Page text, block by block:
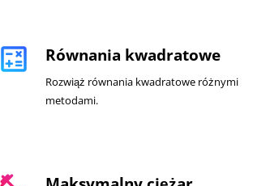
calculate Równania kwadratowe
Rozwiąż równania kwadratowe różnymi
metodami.